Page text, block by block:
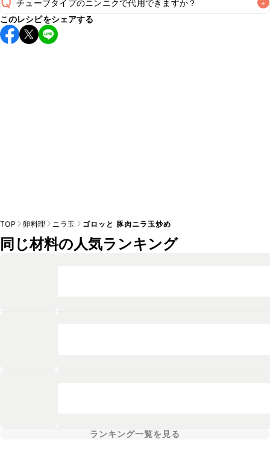
A
保存期間は冷蔵で翌日中が目安です。なるべくお早めにお召
し上がりください。
※日持ちは目安です。
チューブタイプのニンニクで代用できますか？ +
A
チューブタイプのニンニクを使用してもお作りいただけま
す。小さじ1を目安に加え、お好みの風味になるようご調節く
このレシピをシェアする
TOP 卵料理 ニラ玉 ゴロッと 豚肉ニラ玉炒め
同じ材料の人気ランキング
ランキング一覧を見る